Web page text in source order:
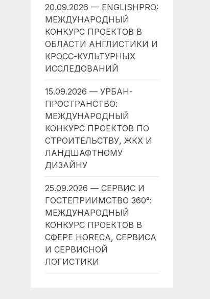
20.09.2026 — ENGLISHPRO:
МЕЖДУНАРОДНЫЙ
КОНКУРС ПРОЕКТОВ В
ОБЛАСТИ АНГЛИСТИКИ И
КРОСС-КУЛЬТУРНЫХ
ИССЛЕДОВАНИЙ
15.09.2026 — УРБАН-
ПРОСТРАНСТВО:
МЕЖДУНАРОДНЫЙ
КОНКУРС ПРОЕКТОВ ПО
СТРОИТЕЛЬСТВУ, ЖКХ И
ЛАНДШАФТНОМУ
ДИЗАЙНУ
25.09.2026 — СЕРВИС И
ГОСТЕПРИИМСТВО 360°:
МЕЖДУНАРОДНЫЙ
КОНКУРС ПРОЕКТОВ В
СФЕРЕ HORECA, СЕРВИСА
И СЕРВИСНОЙ
ЛОГИСТИКИ